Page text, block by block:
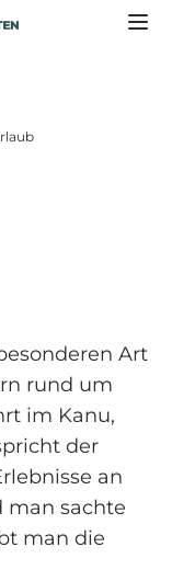
Art
rund um
im Kanu,
der
an
man sachte
man die